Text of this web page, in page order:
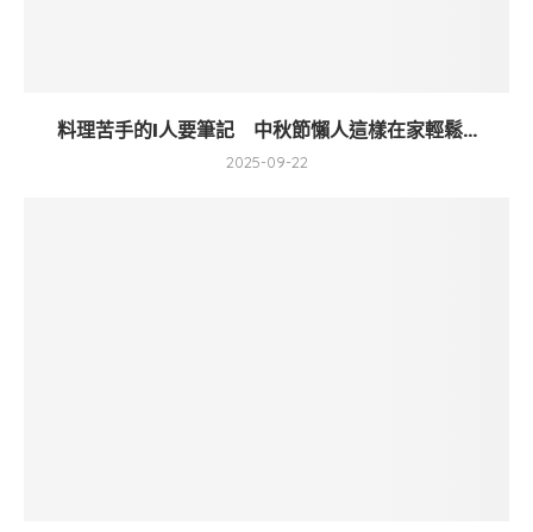
料理苦手的I人要筆記 中秋節懶人這樣在家輕鬆...
2025-09-22